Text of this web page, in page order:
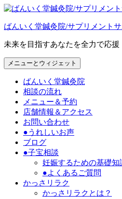
コ
テ
ン
ツ
へ
ス
ばんいく堂鍼灸院/サプリメント
未来を目指すあなたを全力で応援
メニューとウィジェット
ばんいく堂鍼灸院
相談の流れ
メニュー＆予約
店舗情報＆アクセス
お問い合わせ
●うれしいお声
ブログ
●子宝相談
妊娠するための基礎知
●よくあるご質問
かっさリラク
かっさリラクとは？